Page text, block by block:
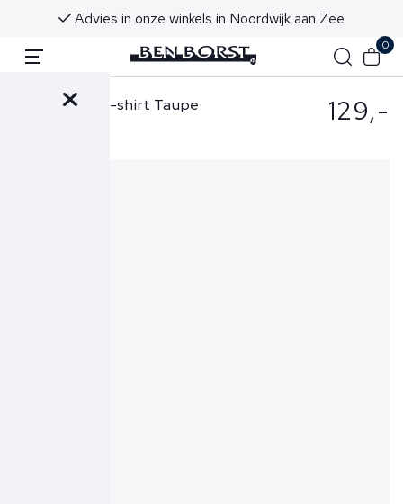
Advies in onze winkels in Noordwijk aan Zee
0
Gran Sasso T-shirt Taupe 129,-